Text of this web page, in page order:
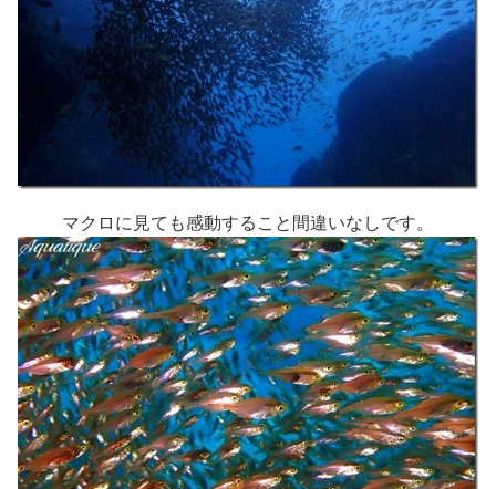
マクロに見ても感動すること間違いなしです。